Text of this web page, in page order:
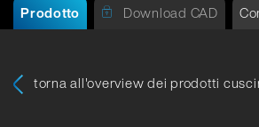
Prodotto Download CAD
torna all'overview dei prodotti